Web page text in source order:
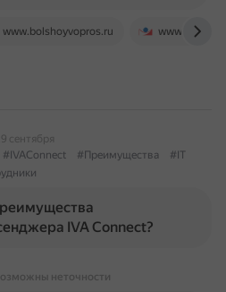
www.bolshoyvopros.ru
сентября
#IVAConnect #Преимущества
#IT
IVA Connect?
неточности